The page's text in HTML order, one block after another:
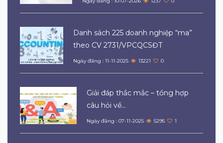
Danh sách 225 doanh nghiệp “ma”
theo CV 2731/VPCQCSĐT
Ngày đăng : 11-11-2025 13221 0
Giải đáp thắc mắc – tổng hợp
câu hỏi về...
Ngày đăng : 07-11-2025 5295 1